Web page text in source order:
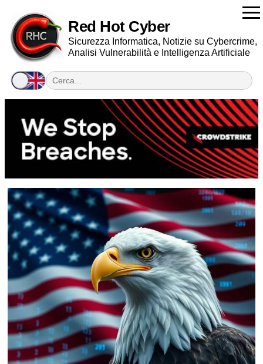
Red Hot Cyber
Sicurezza Informatica, Notizie su Cybercrime,
Analisi Vulnerabilità e Intelligenza Artificiale